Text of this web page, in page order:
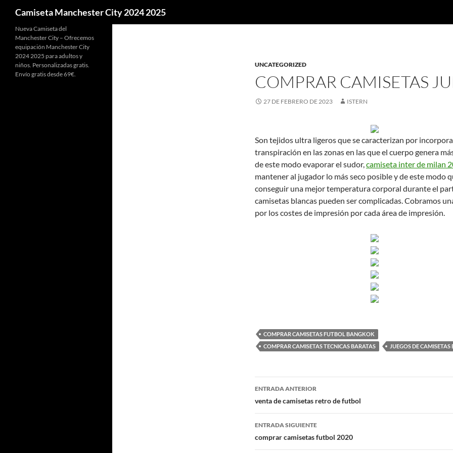
Camiseta Manchester City 2024 2025
UNCATEGORIZED
COMPRAR CAMISETAS
27 DE FEBRERO DE 2023 ISTERN
Son tejidos ultra ligeros que se caracterizan por
transpiración en las zonas en las que el cuerpo genera
de este modo evaporar el sudor,camiseta inter de milan
mantener al jugador lo más seco posible y de este modo
conseguir una mejor temperatura corporal durante el
camisetas blancas pueden ser complicadas. Cobramos
por los costes de impresión por cada área de impresión.
COMPRAR CAMISETAS FUTBOL BANGKOK
COMPRAR CAMISETAS TECNICAS BARATAS
JUEGOS DE CAMISETAS
Navegación
de
entradas
ENTRADA ANTERIOR
venta de camisetas retro de futbol
ENTRADA SIGUIENTE
comprar camisetas futbol 2020
Nueva Camiseta del
Manchester City – Ofrecemos
equipación Manchester City
2024 2025 para adultos y
niños. Personalizadas gratis.
Envío gratis desde 69€.